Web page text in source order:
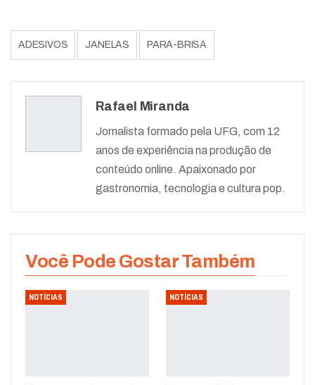
ADESIVOS JANELAS PARA-BRISA
Rafael Miranda
Jornalista formado pela UFG, com 12
anos de experiência na produção de
conteúdo online. Apaixonado por
gastronomia, tecnologia e cultura pop.
Você Pode Gostar Também
NOTÍCIAS NOTÍCIAS